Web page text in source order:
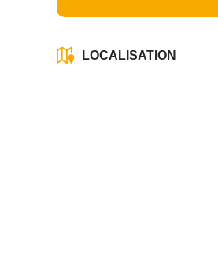
LOCALISATION